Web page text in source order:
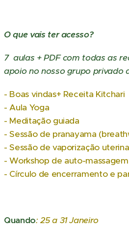
O que vais ter acesso?
7 aulas + PDF com todas as
apoio no nosso grupo privado
- Boas vindas+ Receita Kitchari
- Aula Yoga
- Meditação guiada
- Sessão de pranayama
- Sessão de vaporização
- Workshop de auto-
- Círculo de encerramento e
Quando: 25 a 31 Janeiro